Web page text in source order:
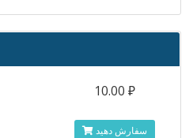
10.00 ₽
سفارش دهید